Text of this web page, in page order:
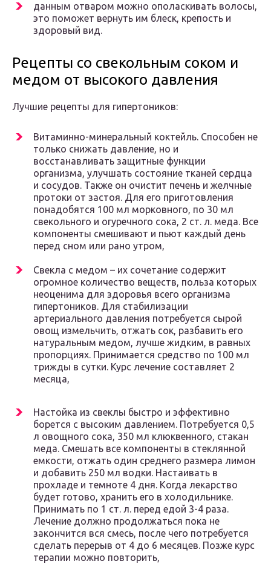
данным отваром можно ополаскивать волосы,
это поможет вернуть им блеск, крепость и
здоровый вид.
Рецепты со свекольным соком и
медом от высокого давления
Лучшие рецепты для гипертоников:
Витаминно-минеральный коктейль. Способен не
только снижать давление, но и
восстанавливать защитные функции
организма, улучшать состояние тканей сердца
и сосудов. Также он очистит печень и желчные
протоки от застоя. Для его приготовления
понадобятся 100 мл морковного, по 30 мл
свекольного и огуречного сока, 2 ст. л. меда. Все
компоненты смешивают и пьют каждый день
перед сном или рано утром,
Свекла с медом – их сочетание содержит
огромное количество веществ, польза которых
неоценима для здоровья всего организма
гипертоников. Для стабилизации
артериального давления потребуется сырой
овощ измельчить, отжать сок, разбавить его
натуральным медом, лучше жидким, в равных
пропорциях. Принимается средство по 100 мл
трижды в сутки. Курс лечение составляет 2
месяца,
Настойка из свеклы быстро и эффективно
борется с высоким давлением. Потребуется 0,5
л овощного сока, 350 мл клюквенного, стакан
меда. Смешать все компоненты в стеклянной
емкости, отжать один среднего размера лимон
и добавить 250 мл водки. Настаивать в
прохладе и темноте 4 дня. Когда лекарство
будет готово, хранить его в холодильнике.
Принимать по 1 ст. л. перед едой 3-4 раза.
Лечение должно продолжаться пока не
закончится вся смесь, после чего потребуется
сделать перерыв от 4 до 6 месяцев. Позже курс
терапии можно повторить,